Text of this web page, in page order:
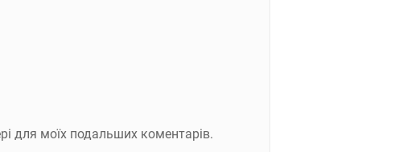
для моїх подальших коментарів.